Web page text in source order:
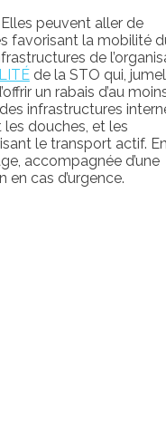
peuvent aller de
favorisant la mobilité
de
de la STO qui,
un rabais d’au
infrastructures
douches, et les
le transport actif.
accompagnée d’une
cas d’urgence.